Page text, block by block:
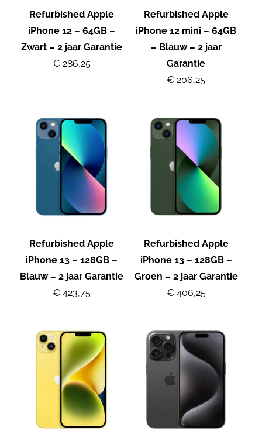
Refurbished Apple
iPhone 12 – 64GB –
Zwart – 2 jaar Garantie
€ 286,25
Refurbished Apple
iPhone 12 mini – 64GB
– Blauw – 2 jaar
Garantie
€ 206,25
Refurbished Apple
iPhone 13 – 128GB –
Blauw – 2 jaar Garantie
€ 423,75
Refurbished Apple
iPhone 13 – 128GB –
Groen – 2 jaar Garantie
€ 406,25